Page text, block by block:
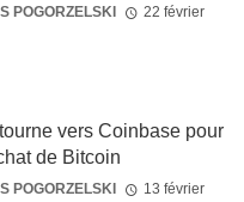
POGORZELSKI
22 février
vers Coinbase pour
de Bitcoin
POGORZELSKI
13 février